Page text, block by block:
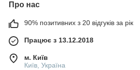
Про нас
90% позитивних з 20 відгуків за рік
Працює з 13.12.2018
м. Київ
Київ, Україна